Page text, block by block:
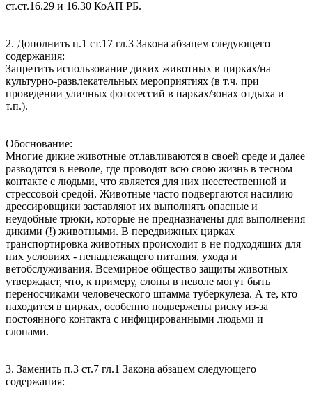
ст.ст.16.29 и 16.30 КоАП РБ.
2. Дополнить п.1 ст.17 гл.3 Закона абзацем следующего
содержания:
Запретить использование диких животных в цирках/на
культурно-развлекательных мероприятиях (в т.ч. при
проведении уличных фотосессий в парках/зонах отдыха и
т.п.).
Обоснование:
Многие дикие животные отлавливаются в своей среде и далее
разводятся в неволе, где проводят всю свою жизнь в тесном
контакте с людьми, что является для них неестественной и
стрессовой средой. Животные часто подвергаются насилию –
дрессировщики заставляют их выполнять опасные и
неудобные трюки, которые не предназначены для выполнения
дикими (!) животными. В передвижных цирках
транспортировка животных происходит в не подходящих для
них условиях - ненадлежащего питания, ухода и
ветобслуживания. Всемирное общество защиты животных
утверждает, что, к примеру, слоны в неволе могут быть
переносчиками человеческого штамма туберкулеза. А те, кто
находится в цирках, особенно подвержены риску из-за
постоянного контакта с инфицированными людьми и
слонами.
3. Заменить п.3 ст.7 гл.1 Закона абзацем следующего
содержания: